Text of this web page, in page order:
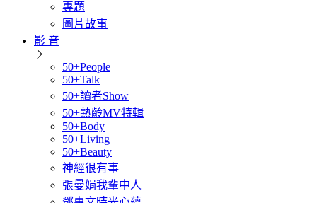
專題
圖片故事
影 音
50+People
50+Talk
50+讀者Show
50+熟齡MV特輯
50+Body
50+Living
50+Beauty
神經很有事
張曼娟我輩中人